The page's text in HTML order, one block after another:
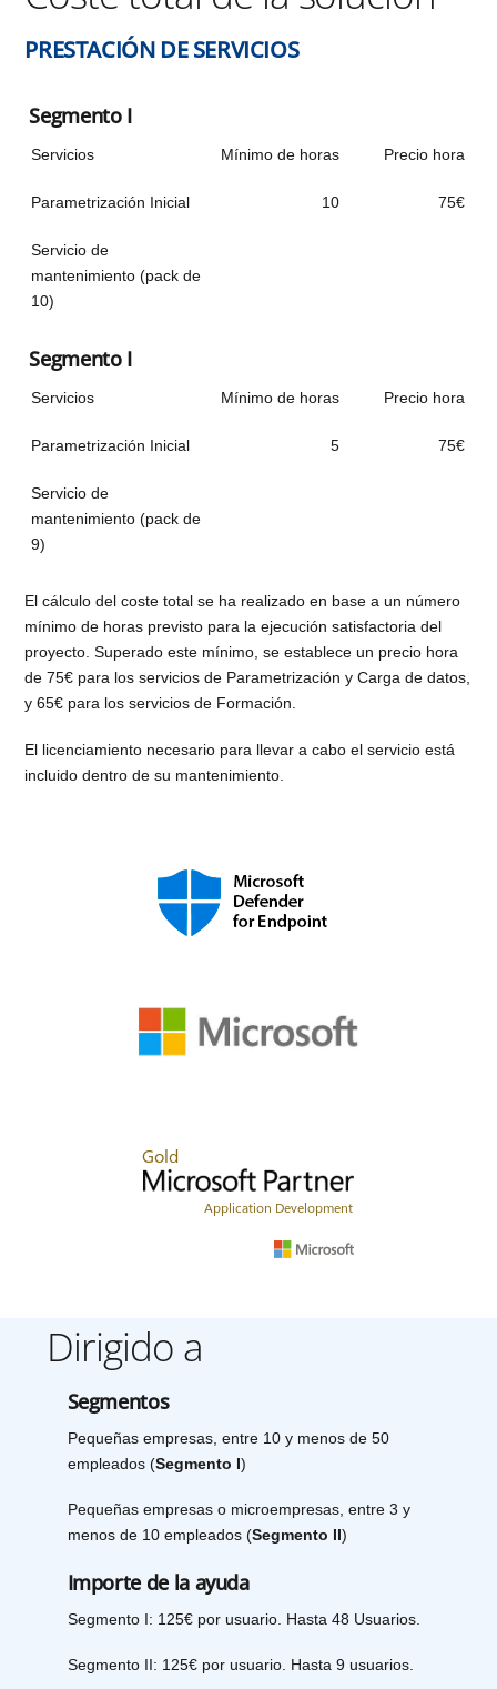
PRESTACIÓN DE SERVICIOS
Segmento I
Servicios Mínimo de horas Precio hora
Parametrización Inicial 10 75€
Servicio de
mantenimiento (pack de
10)
Segmento I
Servicios Mínimo de horas Precio hora
Parametrización Inicial 5 75€
Servicio de
mantenimiento (pack de
9)
El cálculo del coste total se ha realizado en base a un número
mínimo de horas previsto para la ejecución satisfactoria del
proyecto. Superado este mínimo, se establece un precio hora
de 75€ para los servicios de Parametrización y Carga de datos,
y 65€ para los servicios de Formación.
El licenciamiento necesario para llevar a cabo el servicio está
incluido dentro de su mantenimiento.
Dirigido a
Segmentos
Pequeñas empresas, entre 10 y menos de 50
empleados (Segmento I)
Pequeñas empresas o microempresas, entre 3 y
menos de 10 empleados (Segmento II)
Importe de la ayuda
Segmento I: 125€ por usuario. Hasta 48 Usuarios.
Segmento II: 125€ por usuario. Hasta 9 usuarios.